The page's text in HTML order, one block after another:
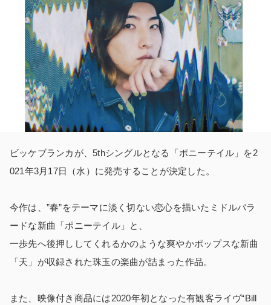
ビッケブランカが、5thシングルとなる「ポニーテイル」を2
021年3月17日（水）に発売することが決定した。
今作は、”春”をテーマに淡く切ない恋心を描いたミドルバラ
ードな新曲「ポニーテイル」と、
一歩先へ後押ししてくれるかのような爽やかポップスな新曲
「天」が収録された珠玉の楽曲が詰まった作品。
また、映像付き商品には2020年初となった有観客ライヴ“Bill